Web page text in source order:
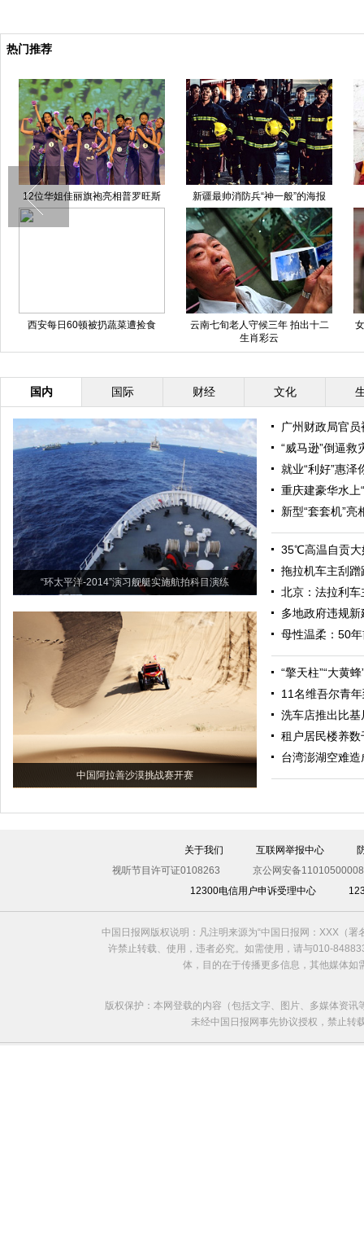
热门推荐
12位华姐佳丽旗袍亮相普罗旺斯 新疆最帅消防兵“神一般”的海报
西安每日60顿被扔蔬菜遭捡食
云南七旬老人守候三年 拍出十二
生肖彩云
国内 国际 财经 文化
“环太平洋-2014”演习舰艇实施航拍科目演练
中国阿拉善沙漠挑战赛开赛
广州财政局官
“威马逊”倒逼救
就业“利好”惠泽
重庆建豪华水上
新型“套套机”
35℃高温自贡大
拖拉机车主刮
北京：法拉利
多地政府违规
母性温柔：50
“擎天柱”“大黄
11名维吾尔青
洗车店推出比
租户居民楼养
台湾澎湖空难
关于我们 互联网举报中心
视听节目许可证0108263
京公网安备
12300电信用户申诉受理中心
中国日报网版权说明：凡注明来源为“中国日报网：XXX（
许禁止转载、使用，违者必究。如需使用，请与010-
体，目的在于传播更多信息，其他媒体
版权保护：本网登载的内容（包括文字、图片、多媒体资
未经中国日报网事先协议授权，禁止转